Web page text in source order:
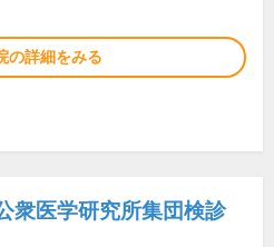
の詳細をみる
衆医学研究所集団検診